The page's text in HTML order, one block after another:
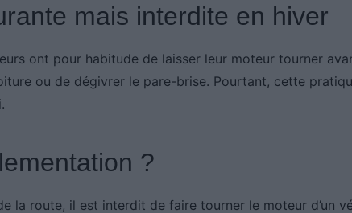
mais interdite en hiver
ont pour habitude de laisser leur moteur tourner
ou de dégivrer le pare-brise. Pourtant, cette
?
la route, il est interdit de faire tourner le moteur d’un